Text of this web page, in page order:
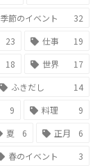
季節のイベント
32
23 仕事
19
18 世界
17
ふきだし
14
9 料理
9
夏 6 正月
6
春のイベント
3